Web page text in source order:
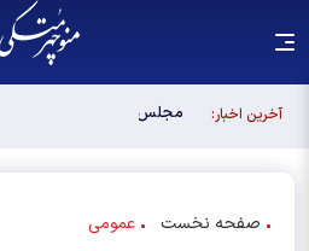
آخرین اخبار:
مجلس آینده باید آبروی
صفحه نخست عمومی